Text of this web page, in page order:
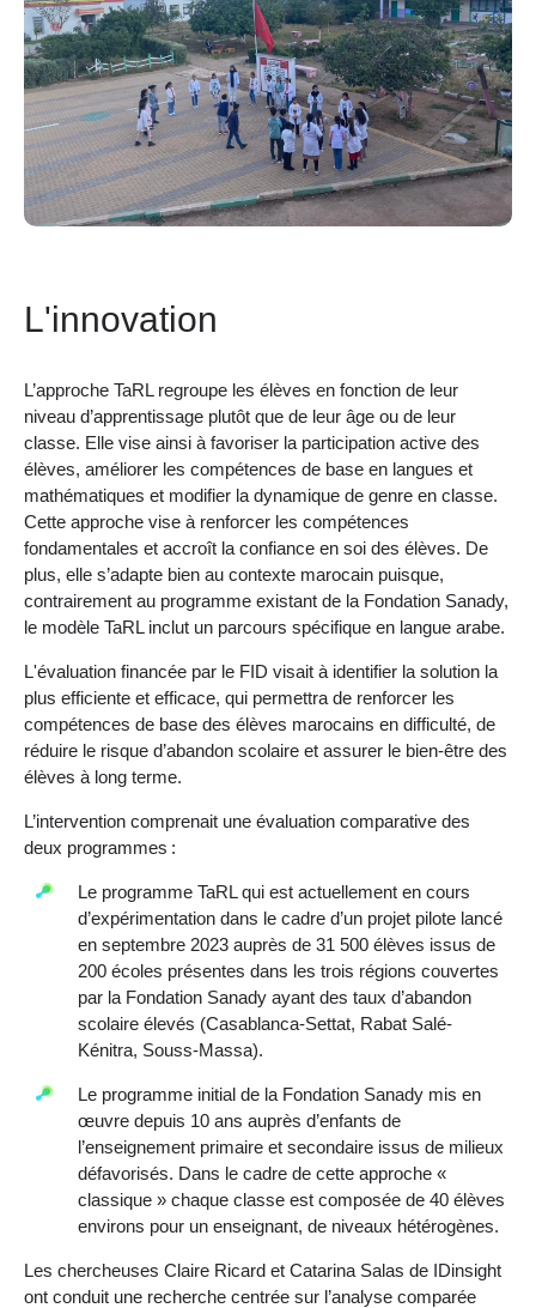
L'innovation
L’approche TaRL regroupe les élèves en fonction de leur
niveau d’apprentissage plutôt que de leur âge ou de leur
classe. Elle vise ainsi à favoriser la participation active des
élèves, améliorer les compétences de base en langues et
mathématiques et modifier la dynamique de genre en classe.
Cette approche vise à renforcer les compétences
fondamentales et accroît la confiance en soi des élèves. De
plus, elle s’adapte bien au contexte marocain puisque,
contrairement au programme existant de la Fondation Sanady,
le modèle TaRL inclut un parcours spécifique en langue arabe.
L'évaluation financée par le FID visait à identifier la solution la
plus efficiente et efficace, qui permettra de renforcer les
compétences de base des élèves marocains en difficulté, de
réduire le risque d’abandon scolaire et assurer le bien-être des
élèves à long terme.
L’intervention comprenait une évaluation comparative des
deux programmes :
Le programme TaRL qui est actuellement en cours
d’expérimentation dans le cadre d’un projet pilote lancé
en septembre 2023 auprès de 31 500 élèves issus de
200 écoles présentes dans les trois régions couvertes
par la Fondation Sanady ayant des taux d’abandon
scolaire élevés (Casablanca-Settat, Rabat Salé-
Kénitra, Souss-Massa).
Le programme initial de la Fondation Sanady mis en
œuvre depuis 10 ans auprès d’enfants de
l’enseignement primaire et secondaire issus de milieux
défavorisés. Dans le cadre de cette approche «
classique » chaque classe est composée de 40 élèves
environs pour un enseignant, de niveaux hétérogènes.
Les chercheuses Claire Ricard et Catarina Salas de IDinsight
ont conduit une recherche centrée sur l’analyse comparée